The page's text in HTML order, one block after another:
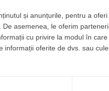
și anunțurile, pentru a oferi
asemenea, le oferim
cu privire la modul în care
informații oferite de dvs. sau